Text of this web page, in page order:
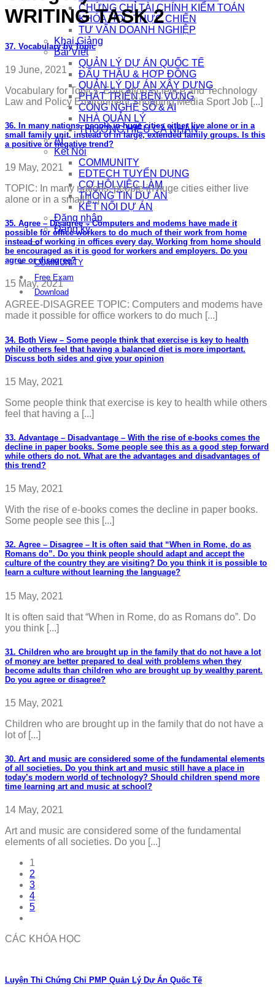
CHỨNG CHỈ TÀI CHÍNH KIỂM TOÁN
KHÓA HỌC THỰC CHIẾN
TƯ VẤN DOANH NGHIỆP
Khai Giảng
Bài Viết
QUẢN LÝ DỰ ÁN QUỐC TẾ
ĐẤU THẦU & HỢP ĐỒNG
QUẢN LÝ DỰ ÁN XÂY DỰNG
PHÁT TRIỂN BỀN VỮNG
CÔNG NGHỆ SỐ & AI
NHÀ QUẢN LÝ
THƯƠNG HIỆU CÁ NHÂN
AI
Kết Nối
COMMUNITY
EDTECH TUYỂN DỤNG
CƠ HỘI VIỆC LÀM
THÔNG TIN DỰ ÁN
KẾT NỐI DỰ ÁN
Đăng nhập
Đăng ký
COMMUNITY
Free Exam
Download
WRITING TASK 2
37. Vocabulary by Topic
19 June, 2021
Vocabulary for Topics: Education Science and Technology
Law and Policy Environment Shopping Media Sport Job [...]
36. In many nations, people in huge cities either live alone or in a
small family unit, instead of in large, extended family groups. Is this
a positive or negative trend?
19 May, 2021
TOPIC: In many nations, people in huge cities either live
alone or in a small [...]
35. Agree – Disagree – Computers and modems have made it
possible for office workers to do much of their work from home
instead of working in offices every day. Working from home should
be encouraged as it is good for workers and employers. Do you
agree or disagree?
15 May, 2021
AGREE-DISAGREE TOPIC: Computers and modems have
made it possible for office workers to do much [...]
34. Both View – Some people think that exercise is key to health
while others feel that having a balanced diet is more important.
Discuss both sides and give your opinion
15 May, 2021
Some people think that exercise is key to health while others
feel that having a [...]
33. Advantage – Disadvantage – With the rise of e-books comes the
decline in paper books. Some people see this as a good step forward
while others do not. What are the advantages and disadvantages of
this trend?
15 May, 2021
With the rise of e-books comes the decline in paper books.
Some people see this [...]
32. Agree – Disagree – It is often said that “When in Rome, do as
Romans do”. Do you think people should adapt and accept the
culture of the country they are visiting? Do you think it is possible to
learn a culture without learning the language?
15 May, 2021
It is often said that “When in Rome, do as Romans do”. Do
you think [...]
31. Children who are brought up in the family that do not have a lot
of money are better prepared to deal with problems when they
become adults than children who are brought up by wealthy parent.
Do you agree or disagree?
15 May, 2021
Children who are brought up in the family that do not have a
lot of [...]
30. Art and music are considered some of the fundamental elements
of all societies. Do you think art and music still have a place in
today’s modern world of technology? Should children spend more
time learning art and music at school?
14 May, 2021
Art and music are considered some of the fundamental
elements of all societies. Do you [...]
1
2
3
4
5
CÁC KHÓA HỌC
Luyện Thi Chứng Chỉ PMP Quản Lý Dự Án Quốc Tế